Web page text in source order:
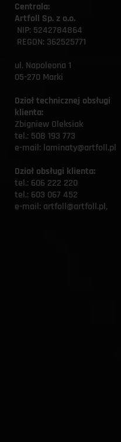
Centrala:
Artfoll Sp. z o.o.
NIP: 5242784864
REGON: 362525771
ul. Napoleona 1
05-270 Marki
Dział technicznej obsługi
klienta:
Zbigniew Oleksiak
tel.: 508 193 773
e-mail: laminaty@artfoll.pl
Dział obsługi klienta:
tel.: 606 222 220
tel.: 603 067 452
e-mail: artfoll@artfoll.pl,